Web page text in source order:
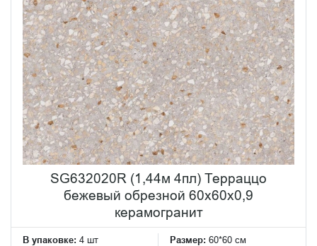
SG632020R (1,44м 4пл) Терраццо
бежевый обрезной 60x60x0,9
керамогранит
В упаковке: 4 шт Размер: 60*60 см